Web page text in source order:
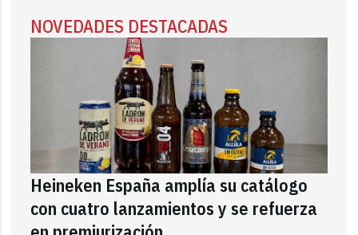
NOVEDADES DESTACADAS
Heineken España amplía su catálogo
con cuatro lanzamientos y se refuerza